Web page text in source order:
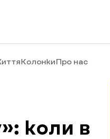
КолонкиПро нас
коли в